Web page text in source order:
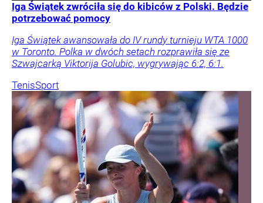
Iga Świątek zwróciła się do kibiców z Polski. Będzie
potrzebować pomocy
Iga Świątek awansowała do IV rundy turnieju WTA 1000
w Toronto. Polka w dwóch setach rozprawiła się ze
Szwajcarką Viktorija Golubic, wygrywając 6:2, 6:1.
TenisSport